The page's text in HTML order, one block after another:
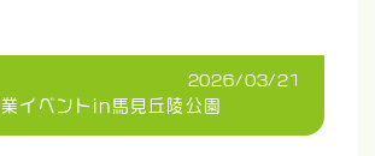
2026/03/21
イベントin馬見丘陵公園